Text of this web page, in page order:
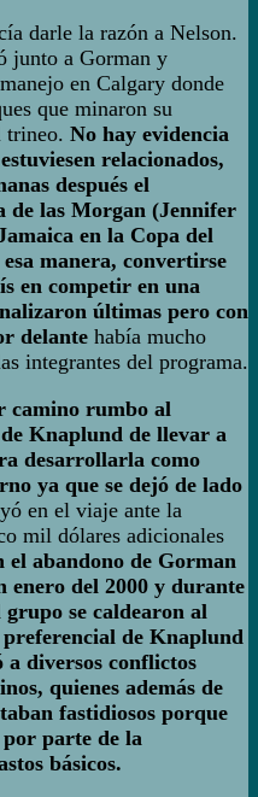
darle la razón a Nelson.
junto a Gorman y
en Calgary donde
que minaron su
trineo. No hay evidencia
relacionados,
después el
de las Morgan (Jennifer
en la Copa del
manera, convertirse
en competir en una
últimas pero con
delante había mucho
integrantes del programa.
camino rumbo al
Knaplund de llevar a
desarrollarla como
ya que se dejó de lado
en el viaje ante la
mil dólares adicionales
el abandono de Gorman
enero del 2000 y durante
grupo se caldearon al
preferencial de Knaplund
a diversos conflictos
quienes además de
fastidiosos porque
parte de la
básicos.